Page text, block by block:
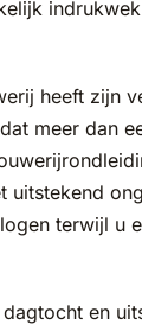
heeft zijn
meer dan
uitstekend
terwijl u
en